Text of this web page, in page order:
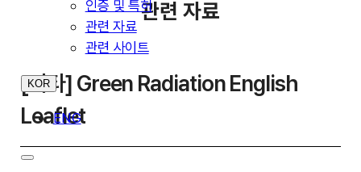
인증 및 특허
관련 자료
관련 사이트
KOR
ENG
관련 자료
[기타] Green Radiation English
Leaflet